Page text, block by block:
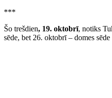
***
Šo trešdien, 19. oktobrī, notiks
sēde, bet 26. oktobrī – domes sēde